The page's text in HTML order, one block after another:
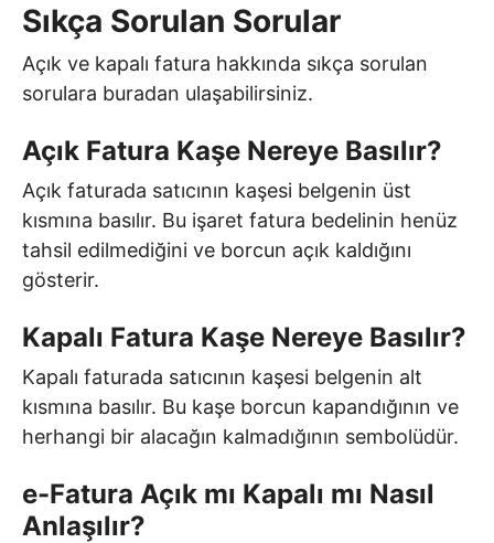
Sıkça Sorulan Sorular
Açık ve kapalı fatura hakkında sıkça sorulan
sorulara buradan ulaşabilirsiniz.
Açık Fatura Kaşe Nereye Basılır?
Açık faturada satıcının kaşesi belgenin üst
kısmına basılır. Bu işaret fatura bedelinin henüz
tahsil edilmediğini ve borcun açık kaldığını
gösterir.
Kapalı Fatura Kaşe Nereye Basılır?
Kapalı faturada satıcının kaşesi belgenin alt
kısmına basılır. Bu kaşe borcun kapandığının ve
herhangi bir alacağın kalmadığının sembolüdür.
e-Fatura Açık mı Kapalı mı Nasıl
Anlaşılır?